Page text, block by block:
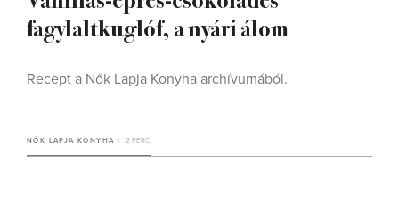
fagylaltkuglóf, a nyári álom
Recept a Nők Lapja Konyha archívumából.
NŐK LAPJA KONYHA 2 PERC